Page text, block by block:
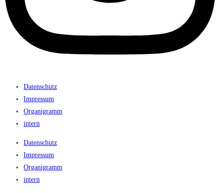
Datenschutz
Impressum
Organigramm
intern
Datenschutz
Impressum
Organigramm
intern